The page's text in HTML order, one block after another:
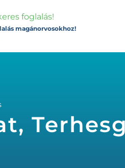
foglalás!
magánorvosokhoz!